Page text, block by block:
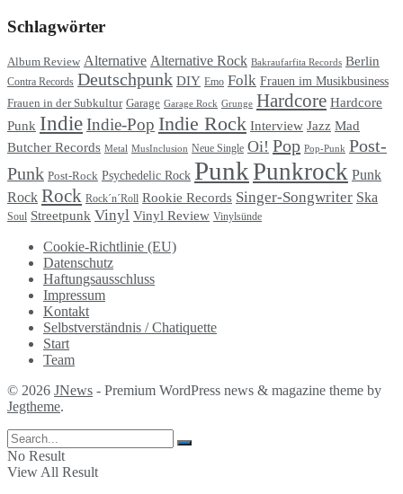
Schlagwörter
Album Review Alternative Alternative Rock Bakraufarfita Records Berlin
Contra Records Deutschpunk DIY Emo Folk Frauen im Musikbusiness
Frauen in der Subkultur Garage Garage Rock Grunge Hardcore Hardcore
Punk IndieIndie-Pop Indie Rock Interview Jazz Mad
Butcher Records Metal MusInclusion Neue Single Oi! Pop Pop-Punk Post-
Punk Post-Rock Psychedelic Rock PunkPunkrock Punk
Rock Rock Rock´n´Roll Rookie Records Singer-Songwriter Ska
Soul Streetpunk Vinyl Vinyl Review Vinylsünde
Cookie-Richtlinie (EU)
Datenschutz
Haftungsausschluss
Impressum
Kontakt
Selbstverständnis / Chatiquette
Start
Team
© 2026 JNews - Premium WordPress news & magazine theme by
Jegtheme.
No Result
View All Result